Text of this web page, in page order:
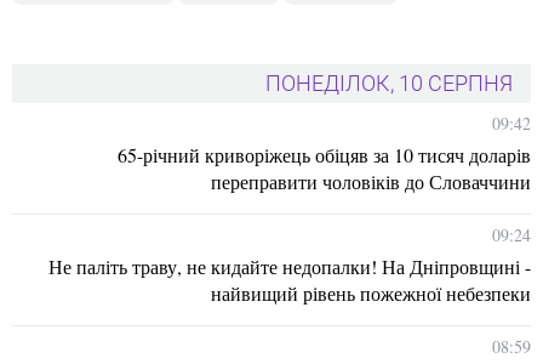
ПОНЕДІЛОК, 10 СЕРПНЯ
09:42
65-річний криворіжець обіцяв за 10 тисяч доларів
переправити чоловіків до Словаччини
09:24
Не паліть траву, не кидайте недопалки! На Дніпровщині -
найвищий рівень пожежної небезпеки
08:59